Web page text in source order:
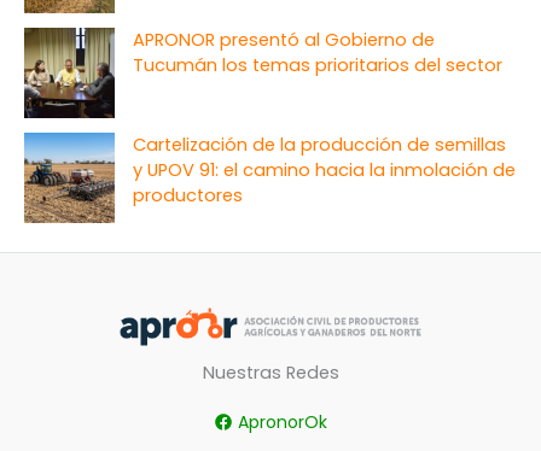
APRONOR presentó al Gobierno de
Tucumán los temas prioritarios del sector
Cartelización de la producción de semillas
y UPOV 91: el camino hacia la inmolación de
productores
Nuestras Redes
ApronorOk